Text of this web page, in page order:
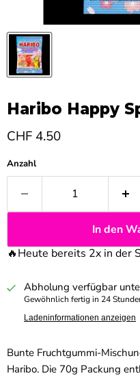
Haribo Happy
Aktueller Preis
CHF 4.50
Anzahl
In den
🔥Heute bereits 2x in der
Abholung verfügbar
Gewöhnlich fertig in 24
Ladeninformationen anzeigen
Bunte Fruchtgummi-
Haribo. Die 70g Packung